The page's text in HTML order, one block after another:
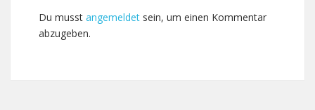
Du musst angemeldet sein, um einen Kommentar
abzugeben.